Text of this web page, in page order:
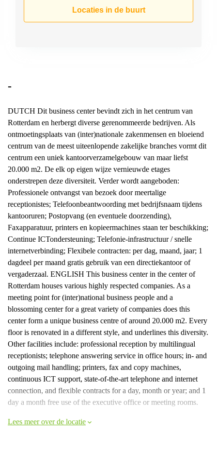
Kantoorruimte
Haarlem
Kantoor
Huren
in
Hengelo
Bedrijfsruimte
Huren in
Nijmegen
Locaties in de buurt
-
DUTCH Dit business center bevindt zich in het centrum van
Rotterdam en herbergt diverse gerenommeerde bedrijven. Als
ontmoetingsplaats van (inter)nationale zakenmensen en bloeiend
centrum van de meest uiteenlopende zakelijke branches vormt dit
centrum een uniek kantoorverzamelgebouw van maar liefst
20.000 m2. De elk op eigen wijze vernieuwde etages
onderstrepen deze diversiteit. Verder wordt aangeboden:
Professionele ontvangst van bezoek door meertalige
receptionistes; Telefoonbeantwoording met bedrijfsnaam tijdens
kantooruren; Postopvang (en eventuele doorzending),
Faxapparatuur, printers en kopieermachines staan ter beschikking;
Continue ICTondersteuning; Telefonie-infrastructuur / snelle
internetverbinding; Flexibele contracten: per dag, maand, jaar; 1
dagdeel per maand gratis gebruik van een directiekantoor of
vergaderzaal. ENGLISH This business center in the center of
Rotterdam houses various highly respected companies. As a
meeting point for (inter)national business people and a
blossoming center for a great variety of companies does this
center form a unique business centre of around 20.000 m2. Every
floor is renovated in a different style, and underlines this diversity.
Other facilities include: professional reception by multilingual
receptionists; telephone answering service in office hours; in- and
outgoing mail handling; printers, fax and copy machines,
continuous ICT support, state-of-the-art telephone and internet
connection, and flexible contracts for a day, month or year; and 1
day a month free use of the executive office or meeting rooms.
Lees meer over de locatie